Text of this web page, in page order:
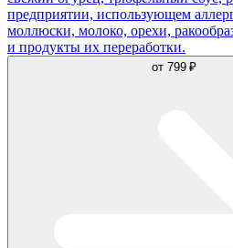
предприятии, использующем
моллюски, молоко, орехи,
и продукты их переработки.
от 799 ₽